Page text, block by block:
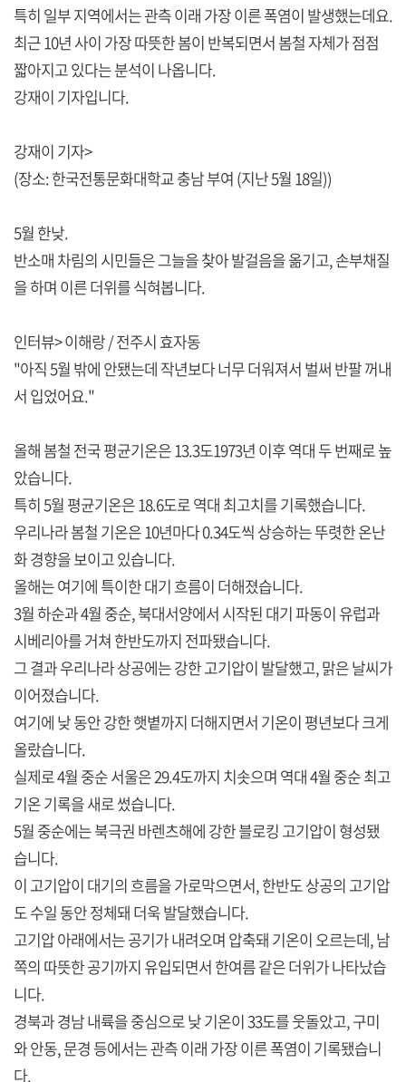
특히 일부 지역에서는 관측 이래 가장 이른 폭염이 발생했는데요.
최근 10년 사이 가장 따뜻한 봄이 반복되면서 봄철 자체가 점점
짧아지고 있다는 분석이 나옵니다.
강재이 기자입니다.
강재이 기자>
(장소: 한국전통문화대학교 충남 부여 (지난 5월 18일))
5월 한낮.
반소매 차림의 시민들은 그늘을 찾아 발걸음을 옮기고, 손부채질
을 하며 이른 더위를 식혀봅니다.
인터뷰> 이해랑 / 전주시 효자동
"아직 5월 밖에 안됐는데 작년보다 너무 더워져서 벌써 반팔 꺼내
서 입었어요."
올해 봄철 전국 평균기온은 13.3도1973년 이후 역대 두 번째로 높
았습니다.
특히 5월 평균기온은 18.6도로 역대 최고치를 기록했습니다.
우리나라 봄철 기온은 10년마다 0.34도씩 상승하는 뚜렷한 온난
화 경향을 보이고 있습니다.
올해는 여기에 특이한 대기 흐름이 더해졌습니다.
3월 하순과 4월 중순, 북대서양에서 시작된 대기 파동이 유럽과
시베리아를 거쳐 한반도까지 전파됐습니다.
그 결과 우리나라 상공에는 강한 고기압이 발달했고, 맑은 날씨가
이어졌습니다.
여기에 낮 동안 강한 햇볕까지 더해지면서 기온이 평년보다 크게
올랐습니다.
실제로 4월 중순 서울은 29.4도까지 치솟으며 역대 4월 중순 최고
기온 기록을 새로 썼습니다.
5월 중순에는 북극권 바렌츠해에 강한 블로킹 고기압이 형성됐
습니다.
이 고기압이 대기의 흐름을 가로막으면서, 한반도 상공의 고기압
도 수일 동안 정체돼 더욱 발달했습니다.
고기압 아래에서는 공기가 내려오며 압축돼 기온이 오르는데, 남
쪽의 따뜻한 공기까지 유입되면서 한여름 같은 더위가 나타났습
니다.
경북과 경남 내륙을 중심으로 낮 기온이 33도를 웃돌았고, 구미
와 안동, 문경 등에서는 관측 이래 가장 이른 폭염이 기록됐습니
다.